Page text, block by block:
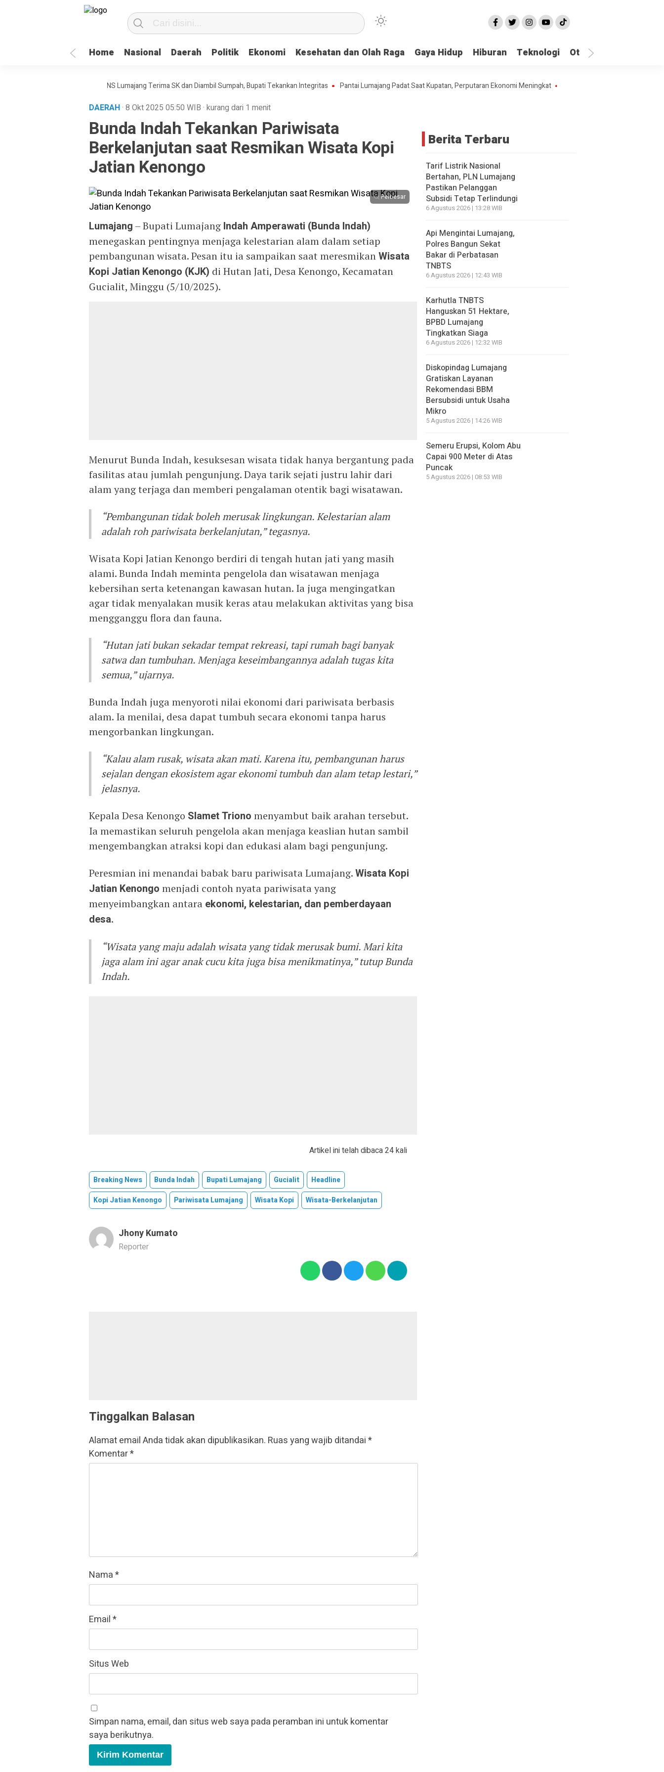
Home Nasional Daerah Politik Ekonomi Kesehatan dan Olah Raga Gaya Hidup Hiburan Teknologi Otomotif
98 PNS Lumajang Terima SK dan Diambil Sumpah, Bupati Tekankan Integritas Pantai Lumajang Padat Saat Kupatan, Perputaran Ekonomi Meningkat Bupati Lumajang: Kebersihan Pantai
DAERAH· 8 Okt 2025 05:50 WIB · kurang dari 1 menit
Bunda Indah Tekankan Pariwisata
Berkelanjutan saat Resmikan Wisata Kopi
Jatian Kenongo
Perbesar
Lumajang – Bupati Lumajang Indah Amperawati (Bunda Indah)
menegaskan pentingnya menjaga kelestarian alam dalam setiap
pembangunan wisata. Pesan itu ia sampaikan saat meresmikanWisata
Kopi Jatian Kenongo (KJK) di Hutan Jati, Desa Kenongo, Kecamatan
Gucialit, Minggu (5/10/2025).
Menurut Bunda Indah, kesuksesan wisata tidak hanya bergantung pada
fasilitas atau jumlah pengunjung. Daya tarik sejati justru lahir dari
alam yang terjaga dan memberi pengalaman otentik bagi wisatawan.
“Pembangunan tidak boleh merusak lingkungan. Kelestarian alam
adalah roh pariwisata berkelanjutan,” tegasnya.
Wisata Kopi Jatian Kenongo berdiri di tengah hutan jati yang masih
alami. Bunda Indah meminta pengelola dan wisatawan menjaga
kebersihan serta ketenangan kawasan hutan. Ia juga mengingatkan
agar tidak menyalakan musik keras atau melakukan aktivitas yang bisa
mengganggu flora dan fauna.
“Hutan jati bukan sekadar tempat rekreasi, tapi rumah bagi banyak
satwa dan tumbuhan. Menjaga keseimbangannya adalah tugas kita
semua,” ujarnya.
Bunda Indah juga menyoroti nilai ekonomi dari pariwisata berbasis
alam. Ia menilai, desa dapat tumbuh secara ekonomi tanpa harus
mengorbankan lingkungan.
“Kalau alam rusak, wisata akan mati. Karena itu, pembangunan harus
sejalan dengan ekosistem agar ekonomi tumbuh dan alam tetap lestari,”
jelasnya.
Kepala Desa Kenongo Slamet Triono menyambut baik arahan tersebut.
Ia memastikan seluruh pengelola akan menjaga keaslian hutan sambil
mengembangkan atraksi kopi dan edukasi alam bagi pengunjung.
Peresmian ini menandai babak baru pariwisata Lumajang.Wisata Kopi
Jatian Kenongo menjadi contoh nyata pariwisata yang
menyeimbangkan antara ekonomi, kelestarian, dan pemberdayaan
desa.
“Wisata yang maju adalah wisata yang tidak merusak bumi. Mari kita
jaga alam ini agar anak cucu kita juga bisa menikmatinya,” tutup Bunda
Indah.
Artikel ini telah dibaca 24 kali
Breaking News Bunda Indah Bupati Lumajang Gucialit
Headline
Kopi Jatian Kenongo
Pariwisata Lumajang Wisata Kopi Wisata-Berkelanjutan
Jhony Kumato
Reporter
Tinggalkan Balasan
Alamat email Anda tidak akan dipublikasikan. Ruas yang wajib ditandai*
Komentar*
Nama*
Email*
Situs Web
Simpan nama, email, dan situs web saya pada peramban ini untuk komentar
saya berikutnya.
Berita Terbaru
Tarif Listrik Nasional
Bertahan, PLN Lumajang
Pastikan Pelanggan
Subsidi Tetap Terlindungi
6 Agustus 2026 | 13:28 WIB
Api Mengintai Lumajang,
Polres Bangun Sekat
Bakar di Perbatasan
TNBTS
6 Agustus 2026 | 12:43 WIB
Karhutla TNBTS
Hanguskan 51 Hektare,
BPBD Lumajang
Tingkatkan Siaga
6 Agustus 2026 | 12:32 WIB
Diskopindag Lumajang
Gratiskan Layanan
Rekomendasi BBM
Bersubsidi untuk Usaha
Mikro
5 Agustus 2026 | 14:26 WIB
Semeru Erupsi, Kolom Abu
Capai 900 Meter di Atas
Puncak
5 Agustus 2026 | 08:53 WIB